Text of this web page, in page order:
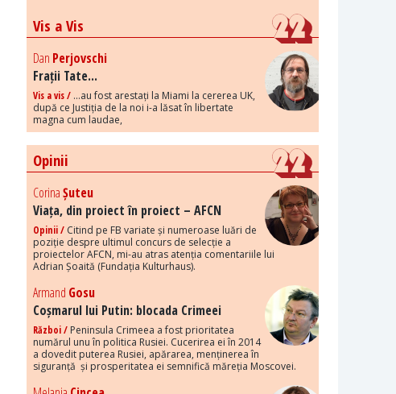
Vis a Vis
Dan Perjovschi
Frații Tate...
Vis a vis / ...au fost arestați la Miami la cererea UK,
după ce Justiția de la noi i-a lăsat în libertate
magna cum laudae,
Opinii
CorinaȘuteu
Viața, din proiect în proiect – AFCN
Opinii / Citind pe FB variate și numeroase luări de
poziție despre ultimul concurs de selecție a
proiectelor AFCN, mi-au atras atenția comentariile lui
Adrian Șoaită (Fundația Kulturhaus).
Armand Gosu
Coșmarul lui Putin: blocada Crimeei
Război / Peninsula Crimeea a fost prioritatea
numărul unu în politica Rusiei. Cucerirea ei în 2014
a dovedit puterea Rusiei, apărarea, menținerea în
siguranță și prosperitatea ei semnifică măreția Moscovei.